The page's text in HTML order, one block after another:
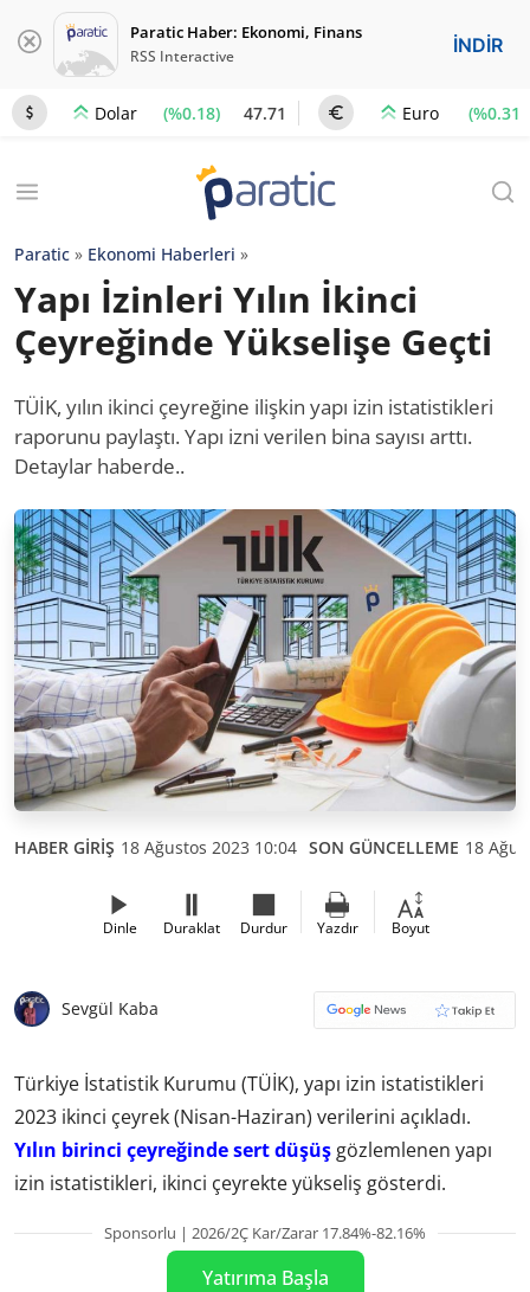
Paratic Haber: Ekonomi, Finans
RSS Interactive İNDİR
Dolar (%0.18) 47.71 Euro (%0.31)
Paratic » Ekonomi Haberleri »
Yapı İzinleri Yılın İkinci
Çeyreğinde Yükselişe Geçti
TÜİK, yılın ikinci çeyreğine ilişkin yapı izin istatistikleri
raporunu paylaştı. Yapı izni verilen bina sayısı arttı.
Detaylar haberde..
HABER GİRİŞ 18 Ağustos 2023 10:04 SON GÜNCELLEME 18
Dinle Duraklat Durdur Yazdır Boyut
Sevgül Kaba
Türkiye İstatistik Kurumu (TÜİK), yapı izin istatistikleri
2023 ikinci çeyrek (Nisan-Haziran) verilerini açıkladı.
Yılın birinci çeyreğinde sert düşüş gözlemlenen yapı
izin istatistikleri, ikinci çeyrekte yükseliş gösterdi.
Sponsorlu | 2026/2Ç Kar/Zarar 17.84%-82.16%
Yatırıma Başla